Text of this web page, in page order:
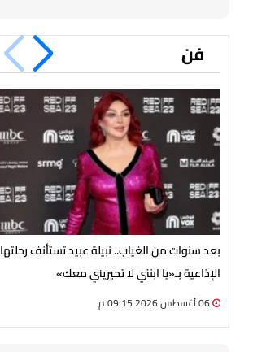
فن
بعد سنوات من الغياب.. نبيلة عبيد تستأنف رحلتها
الإذاعية بـ«يا ابنتي لا تحيريني معك»